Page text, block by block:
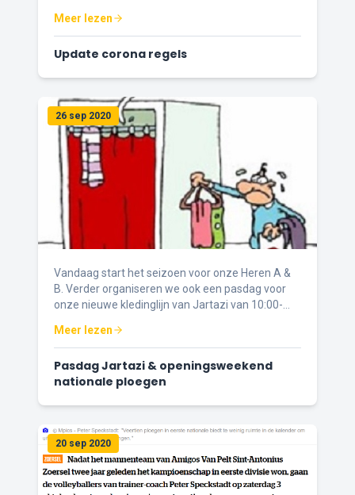
Meer lezen
Update corona regels
26 sep 2020
Vandaag start het seizoen voor onze Heren A &
B. Verder organiseren we ook een pasdag voor
onze nieuwe kledinglijn van Jartazi van 10:00-
Meer lezen
Pasdag Jartazi & openingsweekend
nationale ploegen
20 sep 2020